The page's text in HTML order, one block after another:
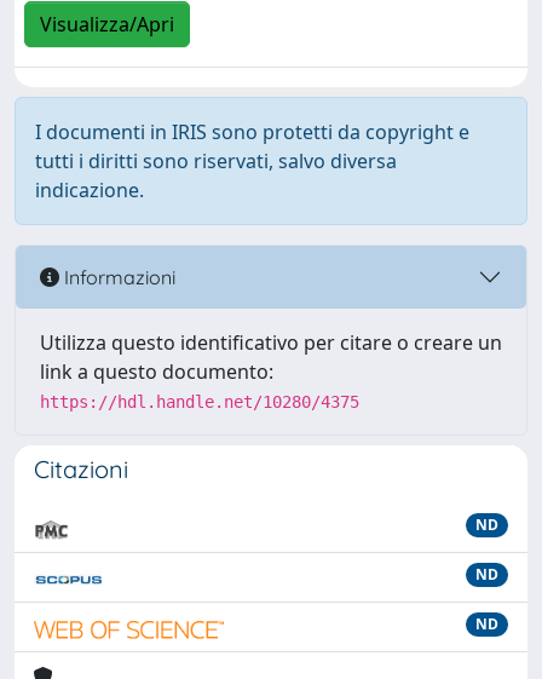
Visualizza/Apri
I documenti in IRIS sono protetti da copyright e
tutti i diritti sono riservati, salvo diversa
indicazione.
Informazioni
Utilizza questo identificativo per citare o creare un
link a questo documento:
https://hdl.handle.net/10280/4375
Citazioni
ND
ND
ND